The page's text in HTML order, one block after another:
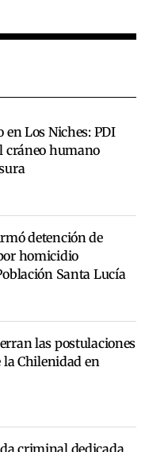
en Los Niches: PDI
cráneo humano
detención de
homicidio
Santa Lucía
las postulaciones
la Chilenidad en
criminal dedicada